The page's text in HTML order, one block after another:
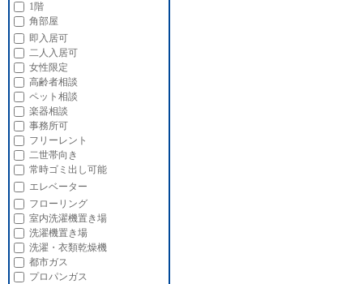
1階
角部屋
即入居可
二人入居可
女性限定
高齢者相談
ペット相談
楽器相談
事務所可
フリーレント
二世帯向き
常時ゴミ出し可能
エレベーター
フローリング
室内洗濯機置き場
洗濯機置き場
洗濯・衣類乾燥機
都市ガス
プロパンガス